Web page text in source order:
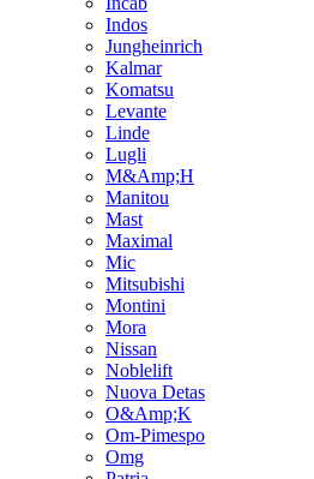
Indos
Jungheinrich
Kalmar
Komatsu
Levante
Linde
Lugli
M&Amp;H
Manitou
Mast
Maximal
Mic
Mitsubishi
Montini
Mora
Nissan
Noblelift
Nuova Detas
O&Amp;K
Om-Pimespo
Omg